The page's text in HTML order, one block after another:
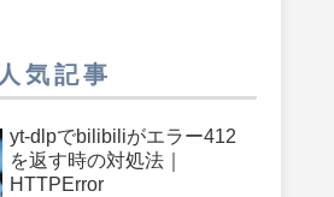
人気記事
yt-dlpでbilibiliがエラー412
を返す時の対処法｜
HTTPError